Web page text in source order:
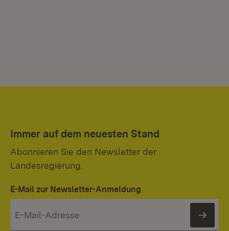
Immer auf dem neuesten Stand
Abonnieren Sie den Newsletter der
Landesregierung.
E-Mail zur Newsletter-Anmeldung